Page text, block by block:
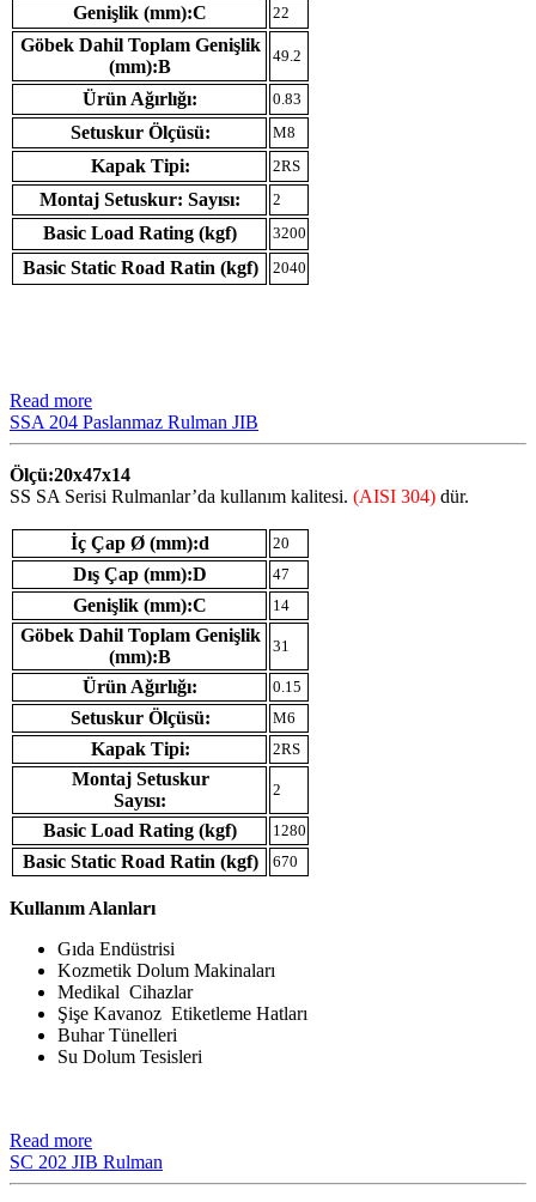
Genişlik (mm):C 22
Göbek Dahil Toplam Genişlik
(mm):B
49.2
Ürün Ağırlığı: 0.83
Setuskur Ölçüsü: M8
Kapak Tipi: 2RS
Montaj Setuskur: Sayısı: 2
Basic Load Rating (kgf) 3200
Basic Static Road Ratin (kgf) 2040
Read more
SSA 204 Paslanmaz Rulman JIB
Ölçü:20x47x14
SS SA Serisi Rulmanlar’da kullanım kalitesi. (AISI 304) dür.
İç Çap Ø (mm):d 20
Dış Çap (mm):D 47
Genişlik (mm):C 14
Göbek Dahil Toplam Genişlik
(mm):B
31
Ürün Ağırlığı: 0.15
Setuskur Ölçüsü: M6
Kapak Tipi: 2RS
Montaj Setuskur
Sayısı:
2
Basic Load Rating (kgf) 1280
Basic Static Road Ratin (kgf) 670
Kullanım Alanları
Gıda Endüstrisi
Kozmetik Dolum Makinaları
Medikal Cihazlar
Şişe Kavanoz Etiketleme Hatları
Buhar Tünelleri
Su Dolum Tesisleri
Read more
SC 202 JIB Rulman